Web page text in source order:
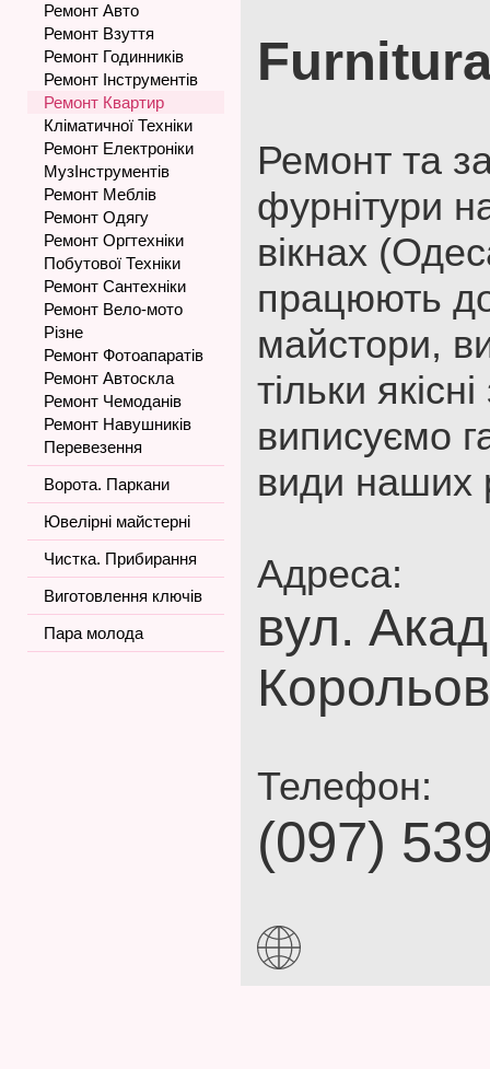
Ремонт Авто
Ремонт Взуття
Ремонт Годинників
Ремонт Інструментів
Ремонт Квартир
Кліматичної Техніки
Ремонт Електроніки
МузІнструментів
Ремонт Меблів
Ремонт Одягу
Ремонт Оргтехніки
Побутової Техніки
Ремонт Сантехніки
Ремонт Вело-мото
Різне
Ремонт Фотоапаратів
Ремонт Автоскла
Ремонт Чемоданів
Ремонт Навушників
Перевезення
Ворота. Паркани
Ювелірні майстерні
Чистка. Прибирання
Виготовлення ключів
Пара молода
Ремонт та
фурнітури
вікнах
працюють
майстори,
тільки
виписуємо
види наших
Адреса:
вул.
Телефон:
(097)